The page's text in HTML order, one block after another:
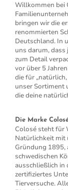
Willkommen bei
bringen wir die
renommierten
Deutschland. In
uns darum,
zum Detail
vor über 5
die für
unser Sortiment
die deine
Die Marke
Colosé steht für
Natürlichkeit mit
Gründung 1895,
schwedischen
ausschließlich in
zertifiziertes
Tierversuche.